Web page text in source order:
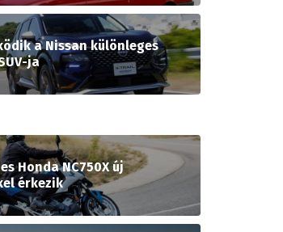
a Nissan különleges
ja
Honda NC750X új
érkezik